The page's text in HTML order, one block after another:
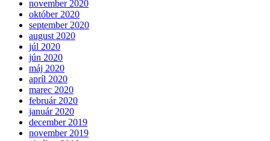
november 2020
október 2020
september 2020
august 2020
júl 2020
jún 2020
máj 2020
apríl 2020
marec 2020
február 2020
január 2020
december 2019
november 2019